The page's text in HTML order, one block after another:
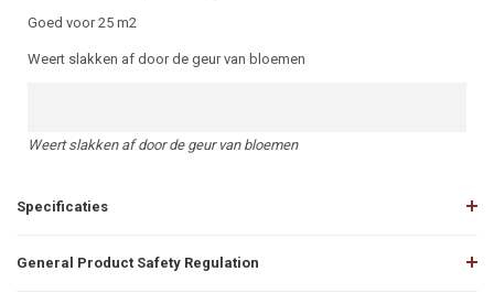
Goed voor 25 m2
Weert slakken af door de geur van bloemen
Weert slakken af door de geur van bloemen
Specificaties
General Product Safety Regulation